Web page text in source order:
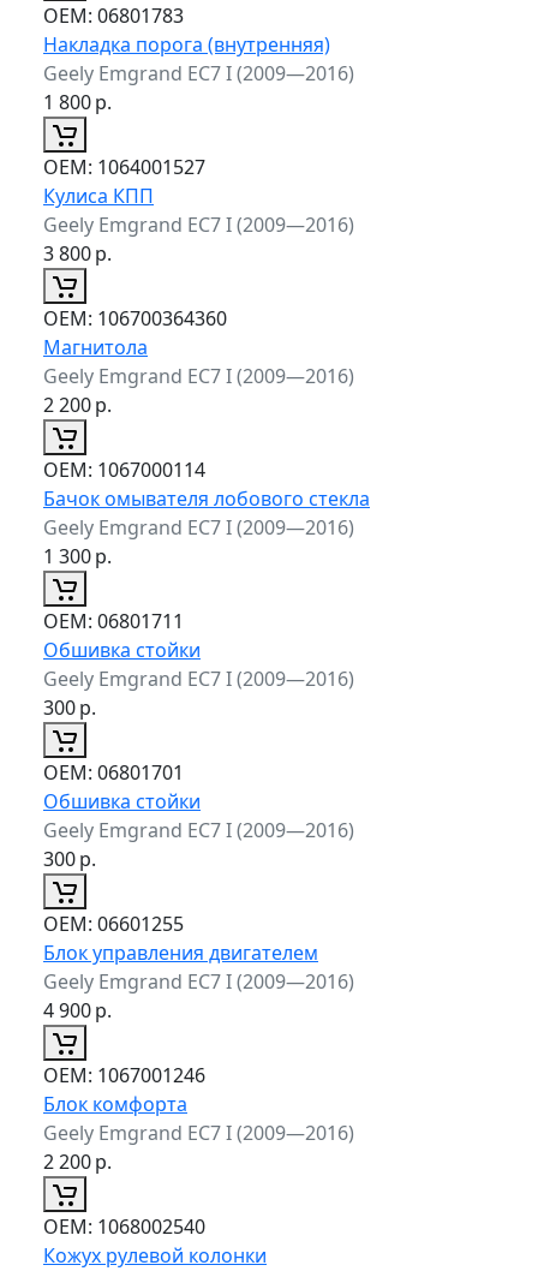
ОЕМ: 06801783
Накладка порога (внутренняя)
Geely Emgrand EC7 I (2009—2016)
1 800р.
ОЕМ: 1064001527
Кулиса КПП
Geely Emgrand EC7 I (2009—2016)
3 800р.
ОЕМ: 106700364360
Магнитола
Geely Emgrand EC7 I (2009—2016)
2 200р.
ОЕМ: 1067000114
Бачок омывателя лобового стекла
Geely Emgrand EC7 I (2009—2016)
1 300р.
ОЕМ: 06801711
Обшивка стойки
Geely Emgrand EC7 I (2009—2016)
300р.
ОЕМ: 06801701
Обшивка стойки
Geely Emgrand EC7 I (2009—2016)
300р.
ОЕМ: 06601255
Блок управления двигателем
Geely Emgrand EC7 I (2009—2016)
4 900р.
ОЕМ: 1067001246
Блок комфорта
Geely Emgrand EC7 I (2009—2016)
2 200р.
ОЕМ: 1068002540
Кожух рулевой колонки